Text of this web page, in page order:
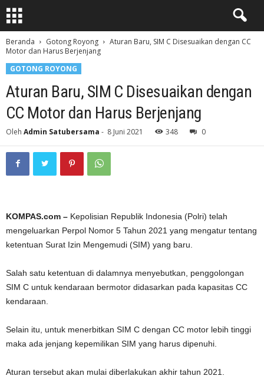
Beranda Gotong Royong
Aturan Baru, SIM C Disesuaikan dengan CC
Motor dan Harus Berjenjang
GOTONG ROYONG
Aturan Baru, SIM C Disesuaikan dengan
CC Motor dan Harus Berjenjang
Oleh Admin Satubersama - 8 Juni 2021 348 0
KOMPAS.com – Kepolisian Republik Indonesia (Polri) telah
mengeluarkan Perpol Nomor 5 Tahun 2021 yang mengatur tentang
ketentuan Surat Izin Mengemudi (SIM) yang baru.
Salah satu ketentuan di dalamnya menyebutkan, penggolongan
SIM C untuk kendaraan bermotor didasarkan pada kapasitas CC
kendaraan.
Selain itu, untuk menerbitkan SIM C dengan CC motor lebih tinggi
maka ada jenjang kepemilikan SIM yang harus dipenuhi.
Aturan tersebut akan mulai diberlakukan akhir tahun 2021.